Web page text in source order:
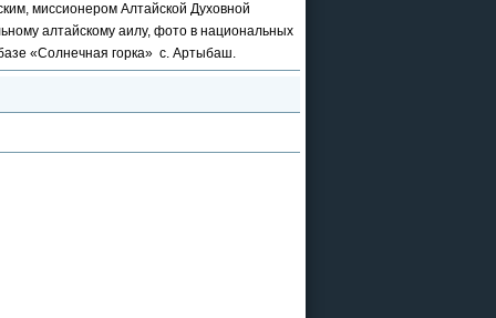
миссионером Алтайской Духовной
алтайскому аилу, фото в национальных
«Солнечная горка» с. Артыбаш.